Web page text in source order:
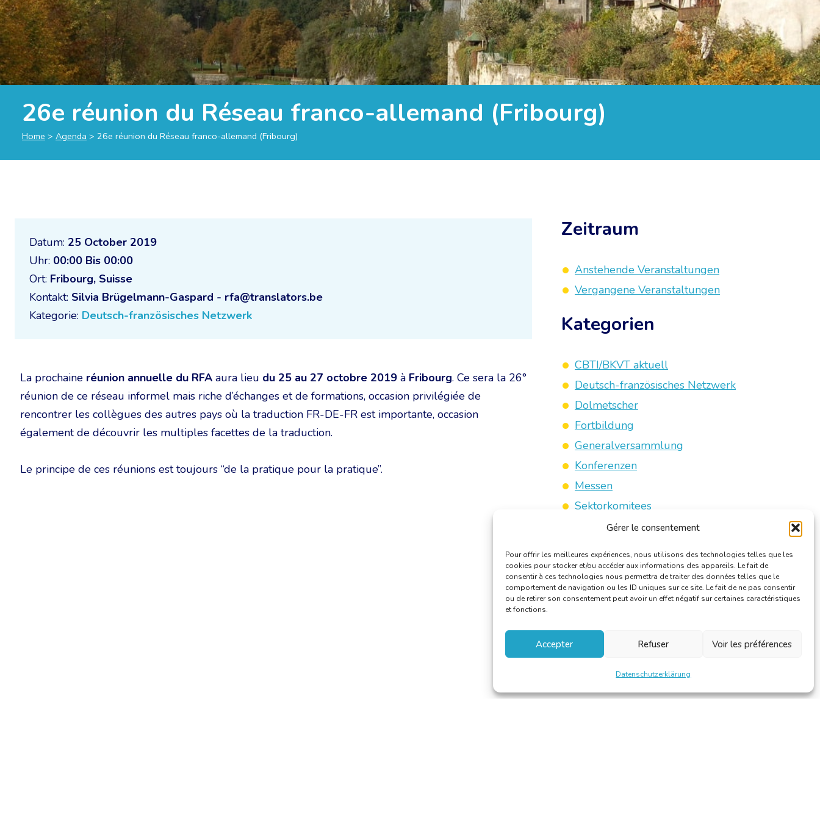
Gérer le consentement
Pour offrir les meilleures expériences, nous utilisons des technologies telles que les
cookies pour stocker et/ou accéder aux informations des appareils. Le fait de
consentir à ces technologies nous permettra de traiter des données telles que le
comportement de navigation ou les ID uniques sur ce site. Le fait de ne pas consentir
ou de retirer son consentement peut avoir un effet négatif sur certaines caractéristiques
et fonctions.
Accepter Refuser Voir les préférences
Datenschutzerklärung
26e réunion du Réseau franco-allemand (Fribourg)
Home > Agenda > 26e réunion du Réseau franco-allemand (Fribourg)
Datum: 25 October 2019
Uhr: 00:00 Bis 00:00
Ort: Fribourg, Suisse
Kontakt: Silvia Brügelmann-Gaspard - rfa@translators.be
Kategorie: Deutsch-französisches Netzwerk
La prochaine réunion annuelle du RFA aura lieu du 25 au 27 octobre 2019 à Fribourg. Ce sera la 26°
réunion de ce réseau informel mais riche d’échanges et de formations, occasion privilégiée de
rencontrer les collègues des autres pays où la traduction FR-DE-FR est importante, occasion
également de découvrir les multiples facettes de la traduction.
Le principe de ces réunions est toujours “de la pratique pour la pratique”.
Zeitraum
Anstehende Veranstaltungen
Vergangene Veranstaltungen
Kategorien
CBTI/BKVT aktuell
Deutsch-französisches Netzwerk
Dolmetscher
Fortbildung
Generalversammlung
Konferenzen
Messen
Sektorkomitees
Sonstige Veranstaltungen
Vereidigte Übersetzer/Dolmetscher